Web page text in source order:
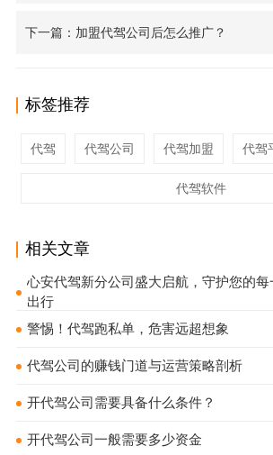
下一篇：加盟代驾公司后怎么推广？
标签推荐
代驾 代驾公司 代驾加盟 代驾
代驾软件
相关文章
心安代驾新分公司盛大启航，守护您的每
出行
警惕！代驾跑私单，危害远超想象
代驾公司的赚钱门道与运营策略剖析
开代驾公司需要具备什么条件？
开代驾公司一般需要多少资金